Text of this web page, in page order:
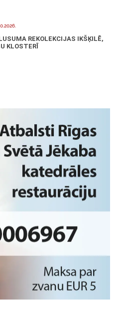
REKOLEKCIJAS IKŠĶILĒ,
KLOSTERĪ